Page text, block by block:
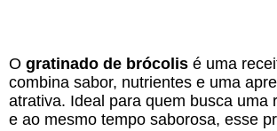
O gratinado de brócolis é uma
combina sabor, nutrientes e uma
atrativa. Ideal para quem busca uma
e ao mesmo tempo saborosa, esse